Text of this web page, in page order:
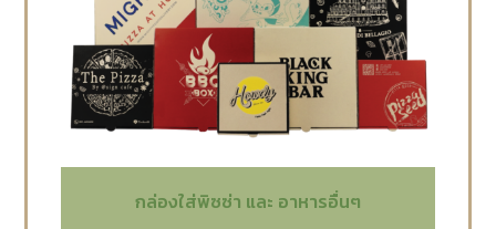
กล่องใส่พิซซ่า และ อาหารอื่นๆ